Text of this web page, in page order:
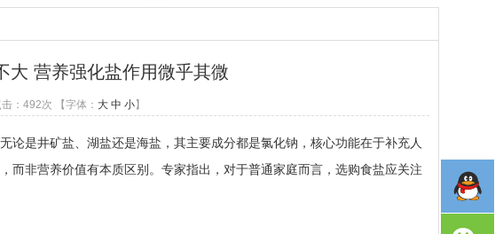
大 营养强化盐作用微乎其微
： 492次 【字体： 大 中 小】
是井矿盐、湖盐还是海盐，其主要成分都是氯化钠，核心功能在于补充人
而非营养价值有本质区别。专家指出，对于普通家庭而言，选购食盐应关注